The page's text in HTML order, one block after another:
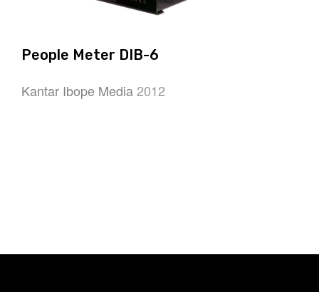
People Meter DIB-6
Kantar Ibope Media 2012